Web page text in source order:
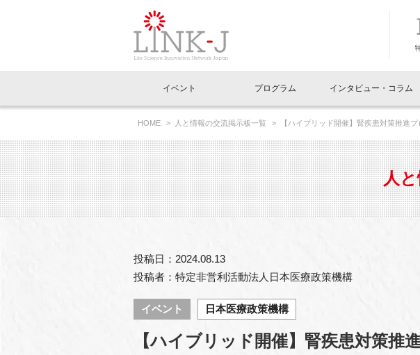
イベントお知らせメール登録
イベント
イベント一覧
LINK-J主催・共催 特別会員開催
LINK-J協賛・協力 出展・参加
プログラム
Out of Box相談室 What's
インタビュー・コラム
インタビュー・コラム一覧
スペシャルインタビュー ベンチャー
連載コラム サポーター
ニュース一覧
トピック プレスリリース
メディア情報 海外関連
協賛・協力
理事長挨拶 Why in
国内外連携 サポーター
組織概要 パンフレッ
特別会員一覧 特別会員に
専用メニューはこちら
ラウンジ・会議室 オフィス・
アクセス
HOME 人と情報の交流掲示板一覧 【ハイブリッド開催】腎疾患対策推進
人
投稿日：2024.08.13
投稿者：特定非営利活動法人日本医療政策機構
イベント 日本医療政策機構
【ハイブリッド開催】腎疾患対策